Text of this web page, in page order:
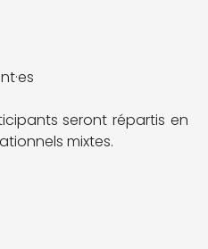
seront répartis en
mixtes.